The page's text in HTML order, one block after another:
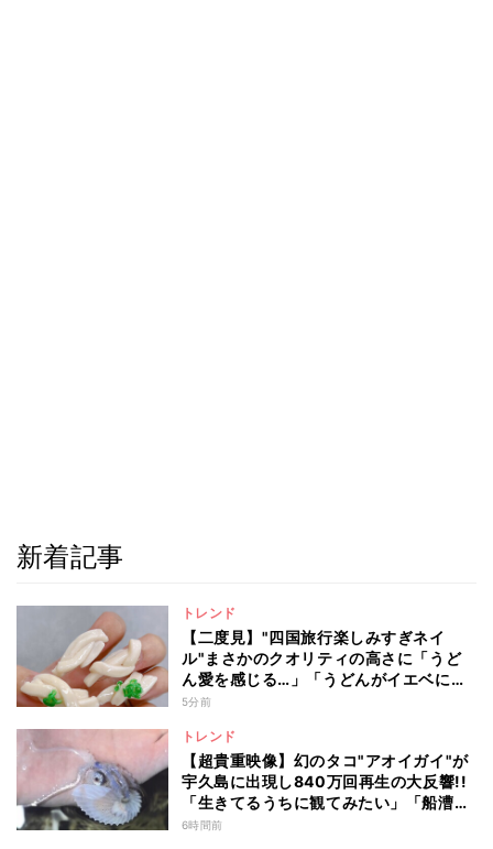
新着記事
トレンド
【二度見】"四国旅行楽しみすぎネイ
ル"まさかのクオリティの高さに「うど
ん愛を感じる…」「うどんがイエベに馴
染むなんて」と12万いいね
5分前
トレンド
【超貴重映像】幻のタコ"アオイガイ"が
宇久島に出現し840万回再生の大反響!!
「生きてるうちに観てみたい」「船漕い
でるみたいなの可愛い」
6時間前